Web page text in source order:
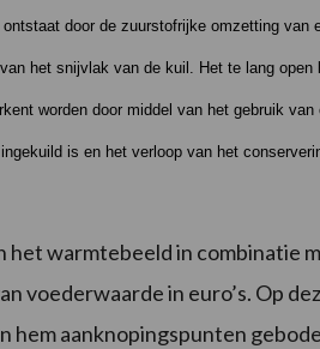
door de zuurstofrijke omzetting van
het snijvlak van de kuil. Het te lang
worden door middel van het gebruik van
is en het verloop van het
het warmtebeeld in combinatie
voederwaarde in euro’s. Op
aanknopingspunten